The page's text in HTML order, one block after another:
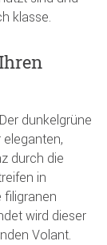
klasse.
dunkelgrüne
durch die
in
filigranen
wird dieser
Volant.